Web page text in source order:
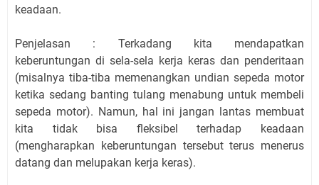
keadaan.
Penjelasan : Terkadang kita mendapatkan
keberuntungan di sela-sela kerja keras dan penderitaan
(misalnya tiba-tiba memenangkan undian sepeda motor
ketika sedang banting tulang menabung untuk membeli
sepeda motor). Namun, hal ini jangan lantas membuat
kita tidak bisa fleksibel terhadap keadaan
(mengharapkan keberuntungan tersebut terus menerus
datang dan melupakan kerja keras).